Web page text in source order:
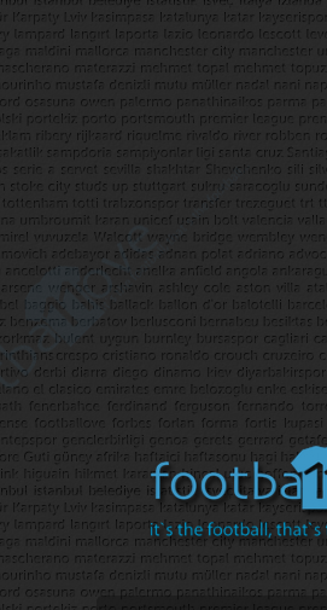
it's the football, that's